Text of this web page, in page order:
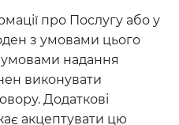
про Послугу або у
з умовами цього
умовами надання
виконувати
Додаткові
акцептувати цю